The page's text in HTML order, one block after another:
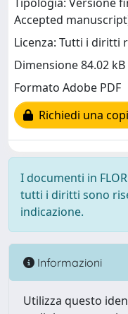
Accepted
Licenza: Tutti i diritti
Dimensione 84.02 kB
Formato Adobe PDF
Richiedi una
I documenti in
tutti i diritti sono
indicazione.
Informazioni
Utilizza questo